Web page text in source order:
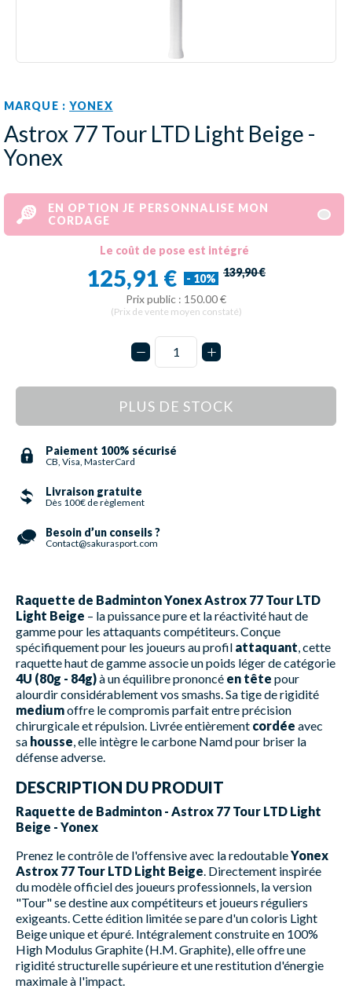
MARQUE :YONEX
Astrox 77 Tour LTD Light Beige -
Yonex
EN OPTION JE PERSONNALISE MON
CORDAGE
Le coût de pose est intégré
125,91 € - 10% 139,90 €
Prix public : 150.00 €
(Prix de vente moyen constaté)
PLUS DE STOCK
Paiement 100% sécurisé
CB, Visa, MasterCard
Livraison gratuite
Dès 100€ de règlement
Besoin d’un conseils ?
Contact@sakurasport.com
Raquette de Badminton Yonex Astrox 77 Tour LTD
Light Beige – la puissance pure et la réactivité haut de
gamme pour les attaquants compétiteurs. Conçue
spécifiquement pour les joueurs au profil attaquant , cette
raquette haut de gamme associe un poids léger de catégorie
4U (80g - 84g)à un équilibre prononcé en tête pour
alourdir considérablement vos smashs. Sa tige de rigidité
mediumoffre le compromis parfait entre précision
chirurgicale et répulsion. Livrée entièrement cordée avec
sa housse , elle intègre le carbone Namd pour briser la
défense adverse.
DESCRIPTION DU PRODUIT
Raquette de Badminton - Astrox 77 Tour LTD Light
Beige - Yonex
Prenez le contrôle de l'offensive avec la redoutableYonex
Astrox 77 Tour LTD Light Beige . Directement inspirée
du modèle officiel des joueurs professionnels, la version
"Tour" se destine aux compétiteurs et joueurs réguliers
exigeants. Cette édition limitée se pare d'un coloris Light
Beige unique et épuré. Intégralement construite en 100%
High Modulus Graphite (H.M. Graphite), elle offre une
rigidité structurelle supérieure et une restitution d'énergie
maximale à l'impact.